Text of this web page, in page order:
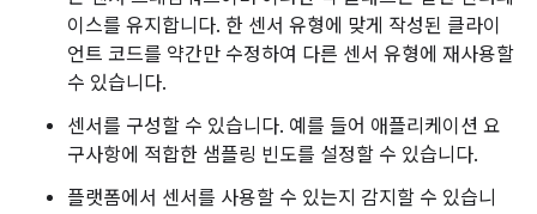
이스를 유지합니다. 한 센서 유형에 맞게 작성된 클라이
언트 코드를 약간만 수정하여 다른 센서 유형에 재사용할
수 있습니다.
센서를 구성할 수 있습니다. 예를 들어 애플리케이션 요
구사항에 적합한 샘플링 빈도를 설정할 수 있습니다.
플랫폼에서 센서를 사용할 수 있는지 감지할 수 있습니